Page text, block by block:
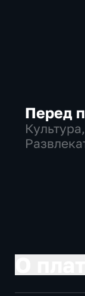
Перед
Культура,